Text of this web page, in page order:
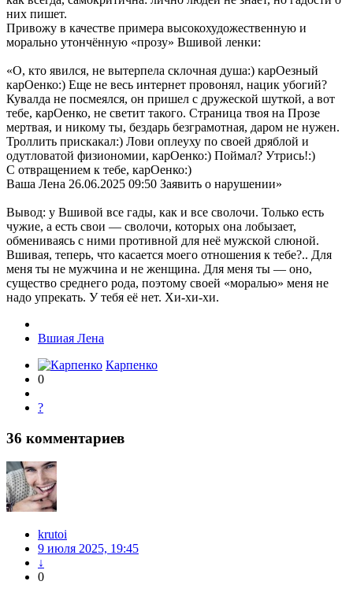
них пишет.
Привожу в качестве примера высокохудожественную и
морально утончённую «прозу» Вшивой ленки:
«О, кто явился, не вытерпела склочная душа:) карОезный
карОенко:) Еще не весь интернет провонял, нацик убогий?
Кувалда не посмеялся, он пришел с дружеской шуткой, а вот
тебе, карОенко, не светит такого. Страница твоя на Прозе
мертвая, и никому ты, бездарь безграмотная, даром не нужен.
Троллить прискакал:) Лови оплеуху по своей дряблой и
одутловатой физиономии, карОенко:) Поймал? Утрись!:)
С отвращением к тебе, карОенко:)
Ваша Лена 26.06.2025 09:50 Заявить о нарушении»
Вывод: у Вшивой все гады, как и все сволочи. Только есть
чужие, а есть свои — сволочи, которых она лобызает,
обмениваясь с ними противной для неё мужской слюной.
Вшивая, теперь, что касается моего отношения к тебе?.. Для
меня ты не мужчина и не женщина. Для меня ты — оно,
существо среднего рода, поэтому своей «моралью» меня не
надо упрекать. У тебя её нет. Хи-хи-хи.
Вшиая Лена
Карпенко
0
?
36 комментариев
krutoi
9 июля 2025, 19:45
↓
0